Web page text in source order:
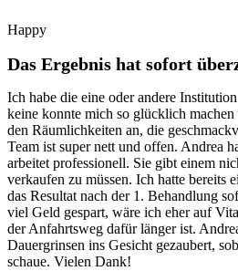
Happy
Das Ergebnis hat sofort
Ich habe die eine oder andere
keine konnte mich so glücklich
den Räumlichkeiten an, die
Team ist super nett und offen. Andrea
arbeitet professionell. Sie gibt einem
verkaufen zu müssen. Ich hatte bereits
das Resultat nach der 1. Behandlung
viel Geld gespart, wäre ich eher auf
der Anfahrtsweg dafür länger ist.
Dauergrinsen ins Gesicht gezaubert,
schaue. Vielen Dank!